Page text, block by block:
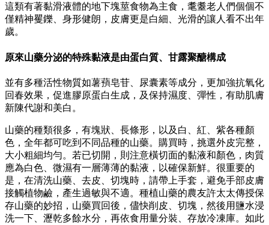
這類有著黏滑液體的地下塊莖食物為主食，耄耋老人們個個不
僅精神矍鑠、身形健朗，皮膚更是白細、光滑的讓人看不出年
歲。
原來山藥分泌的特殊黏液是由蛋白質、甘露聚醣構成
並有多種活性物質如薯蕷皂苷、尿囊素等成分，更加強抗氧化
回春效果，促進膠原蛋白生成，及保持濕度、彈性，有助肌膚
新陳代謝和美白。
山藥的種類很多，有塊狀、長條形，以及白、紅、紫各種顏
色，全年都可吃到不同品種的山藥。購買時，挑選外皮完整，
大小粗細均勻。若已切開，則注意橫切面的黏液和顏色，肉質
應為白色、微濕有一層薄薄的黏液，以確保新鮮。很重要的
是，在清洗山藥、去皮、切塊時，請帶上手套，避免手部皮膚
接觸植物鹼，產生過敏與不適。種植山藥的農友許太太傳授保
存山藥的妙招，山藥買回後，儘快削皮、切塊，然後用鹽水浸
洗一下、瀝乾多餘水分，再依食用量分裝、存放冷凍庫。如此